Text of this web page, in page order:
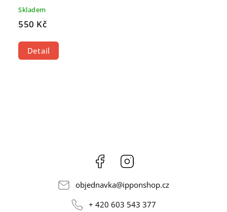
Skladem
550 Kč
Detail
Facebook
objednavka@ipponshop.cz
+ 420 603 543 377